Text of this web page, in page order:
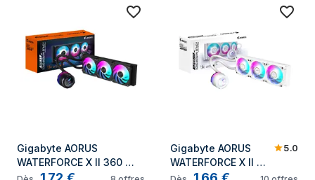
Gigabyte AORUS
WATERFORCE X II 360
Processeur Refroidisseur
Gigabyte AORUS
WATERFORCE X II
360I Processeur
5.0